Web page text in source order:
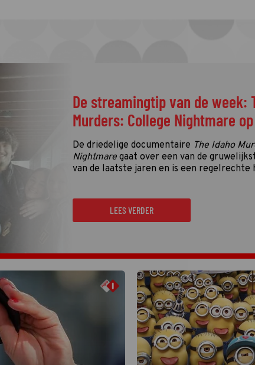
De streamingtip van de week:
Murders: College Nightmare
De driedelige documentaire The Idaho
Nightmare gaat over een van de
van de laatste jaren en is een
LEES VERDER